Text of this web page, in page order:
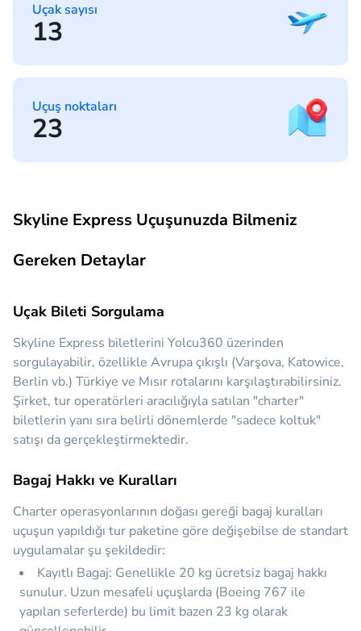
Uçak sayısı
13
Uçuş noktaları
23
Skyline Express Uçuşunuzda Bilmeniz
Gereken Detaylar
Uçak Bileti Sorgulama
Skyline Express biletlerini Yolcu360 üzerinden
sorgulayabilir, özellikle Avrupa çıkışlı (Varşova, Katowice,
Berlin vb.) Türkiye ve Mısır rotalarını karşılaştırabilirsiniz.
Şirket, tur operatörleri aracılığıyla satılan "charter"
biletlerin yanı sıra belirli dönemlerde "sadece koltuk"
satışı da gerçekleştirmektedir.
Bagaj Hakkı ve Kuralları
Charter operasyonlarının doğası gereği bagaj kuralları
uçuşun yapıldığı tur paketine göre değişebilse de standart
uygulamalar şu şekildedir:
Kayıtlı Bagaj: Genellikle 20 kg ücretsiz bagaj hakkı
sunulur. Uzun mesafeli uçuşlarda (Boeing 767 ile
yapılan seferlerde) bu limit bazen 23 kg olarak